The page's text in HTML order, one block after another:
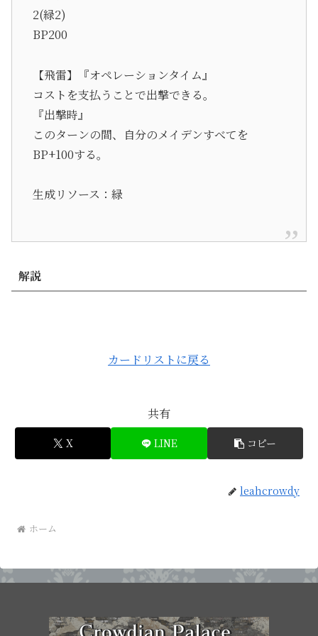
2(緑2)
BP200
【飛雷】『オペレーションタイム』
コストを支払うことで出撃できる。
『出撃時』
このターンの間、自分のメイデンすべてを
BP+100する。
生成リソース：緑
解説
カードリストに戻る
共有
X LINE コピー
leahcrowdy
ホーム